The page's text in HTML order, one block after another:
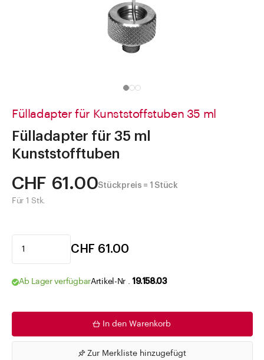
Fülladapter für Kunststoffstuben 35 ml
Fülladapter für 35 ml
Kunststofftuben
CHF 61.00Stückpreis = 1 Stück
Für 1 Stk.
CHF 61.00
Ab Lager verfügbarArtikel-Nr . 19.158.03
In den Warenkorb
Zur Merkliste hinzugefügt